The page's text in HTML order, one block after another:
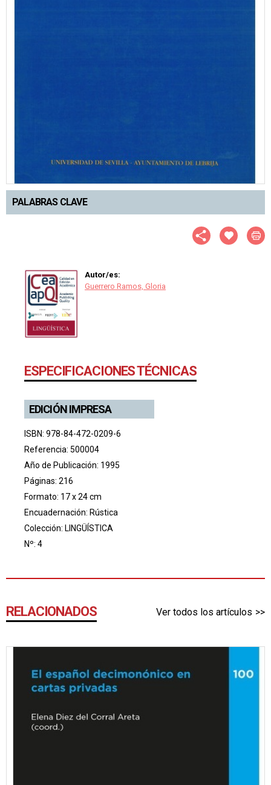
PALABRAS CLAVE
Autor/es:
Guerrero Ramos, Gloria
ESPECIFICACIONES TÉCNICAS
EDICIÓN IMPRESA
ISBN: 978-84-472-0209-6
Referencia: 500004
Año de Publicación: 1995
Páginas: 216
Formato: 17 x 24 cm
Encuadernación: Rústica
Colección: LINGÜÍSTICA
Nº: 4
RELACIONADOS Ver todos los artículos